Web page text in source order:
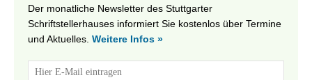
Der monatliche Newsletter des Stuttgarter
Schriftstellerhauses informiert Sie kostenlos über Termine
und Aktuelles. Weitere Infos »